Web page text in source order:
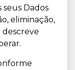
Dados
eliminação,
descreve